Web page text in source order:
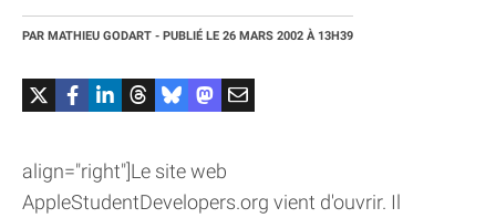
PAR MATHIEU GODART - PUBLIÉ LE 26 MARS 2002 À 13H39
align="right"]Le site web
AppleStudentDevelopers.org vient d'ouvrir. Il